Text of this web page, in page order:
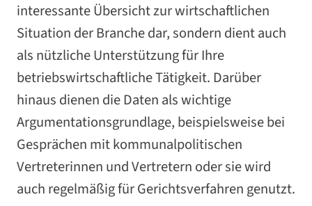
interessante Übersicht zur wirtschaftlichen
Situation der Branche dar, sondern dient auch
als nützliche Unterstützung für Ihre
betriebswirtschaftliche Tätigkeit. Darüber
hinaus dienen die Daten als wichtige
Argumentationsgrundlage, beispielsweise bei
Gesprächen mit kommunalpolitischen
Vertreterinnen und Vertretern oder sie wird
auch regelmäßig für Gerichtsverfahren genutzt.